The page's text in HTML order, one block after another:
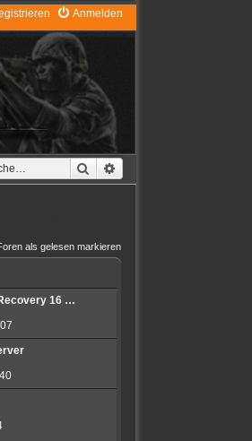
Anmelden
Suche
als gelesen markieren
16 …